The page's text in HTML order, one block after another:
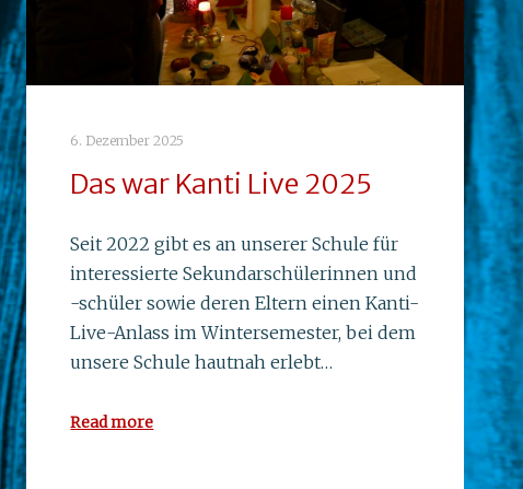
6. Dezember 2025
Das war Kanti Live 2025
Seit 2022 gibt es an unserer Schule für
interessierte Sekundarschülerinnen und
-schüler sowie deren Eltern einen Kanti-
Live-Anlass im Wintersemester, bei dem
unsere Schule hautnah erlebt…
Read more